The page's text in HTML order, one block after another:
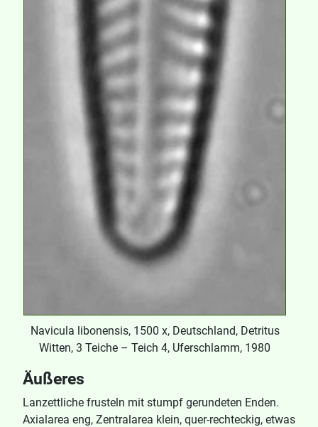
Navicula libonensis, 1500 x, Deutschland, Detritus
Witten, 3 Teiche – Teich 4, Uferschlamm, 1980
Äußeres
Lanzettliche frusteln mit stumpf gerundeten Enden.
Axialarea eng, Zentralarea klein, quer-rechteckig, etwas